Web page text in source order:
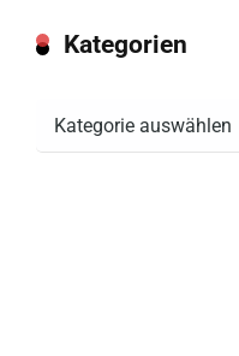
Kategorien